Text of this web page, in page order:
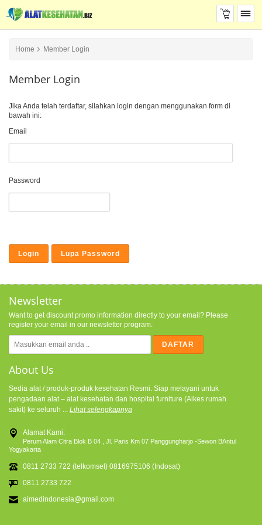
Home Member Login
Member Login
Jika Anda telah terdaftar, silahkan login dengan menggunakan form di
bawah ini:
Email
Password
Newsletter
Want to get discount promo information directly to your email? Please
register your email in our newsletter program.
About Us
Sedia alat / produk-produk kesehatan Resmi. Siap melayani untuk
pengadaan alat – alat kesehatan dan hospital furniture (Alkes rumah
sakit) ke seluruh ... Lihat selengkapnya
Alamat Kami:
Perum Alam Citra Blok B 04 , Jl. Paris Km 07 Panggungharjo -Sewon BAntul
Yogyakarta
0811 2733 722 (telkomsel) 0816975106 (Indosat)
0811 2733 722
aimedindonesia@gmail.com